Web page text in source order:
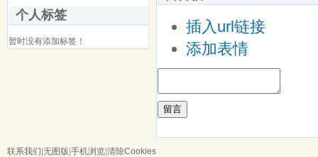
个人标签
暂时没有添加标签！
插入url链接
添加表情
留言
联系我们|无图版|手机浏览|清除Cookies